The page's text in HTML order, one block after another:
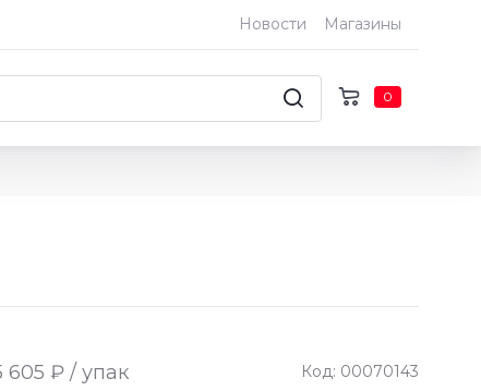
Новости Магазины
0
605 ₽ / упак Код: 00070143